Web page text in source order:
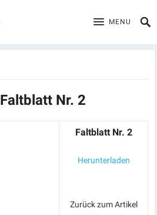
MENU
Nr. 2
Faltblatt Nr. 2
Herunterladen
Zurück zum Artikel